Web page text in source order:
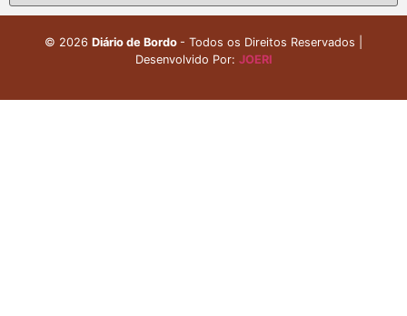
© 2026 Diário de Bordo - Todos os Direitos Reservados |
Desenvolvido Por: JOERI